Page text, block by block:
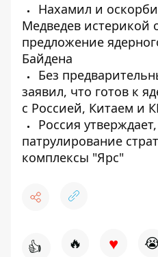
Нахамил и
Медведев истерикой
предложение
Байдена
Без
заявил, что готов к
с Россией, Китаем и
Россия
патрулирование
комплексы "Ярс"
👍 🔥 ♥